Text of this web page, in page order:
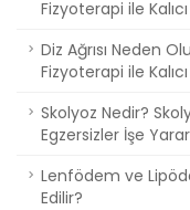
Fizyoterapi ile
Diz Ağrısı Neden
Fizyoterapi ile
Skolyoz Nedir?
Egzersizler İşe
Lenfödem ve
Edilir?